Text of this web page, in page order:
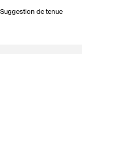
Suggestion de tenue